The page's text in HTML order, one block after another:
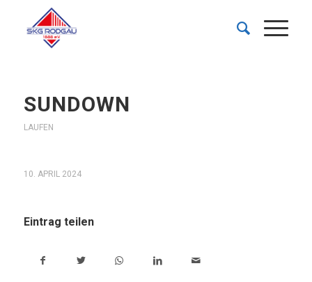
SUNDOWN
LAUFEN
10. APRIL 2024
Eintrag teilen